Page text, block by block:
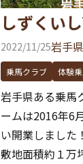
しずくい
2022/11/25岩手県
乗馬クラブ 体験
岩手県ある乗馬
ームは2016年6
い開業しました！
敷地面積約１万